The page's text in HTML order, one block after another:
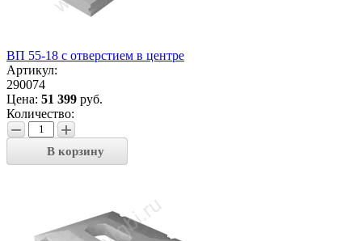
ВП 55-18 с отверстием в центре
Артикул:
290074
Цена: 51 399 руб.
Количество:
− +
В корзину